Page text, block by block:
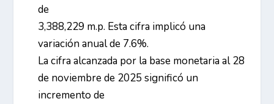
de
3,388,229 m.p. Esta cifra implicó una
variación anual de 7.6%.
La cifra alcanzada por la base monetaria al 28
de noviembre de 2025 significó un
incremento de